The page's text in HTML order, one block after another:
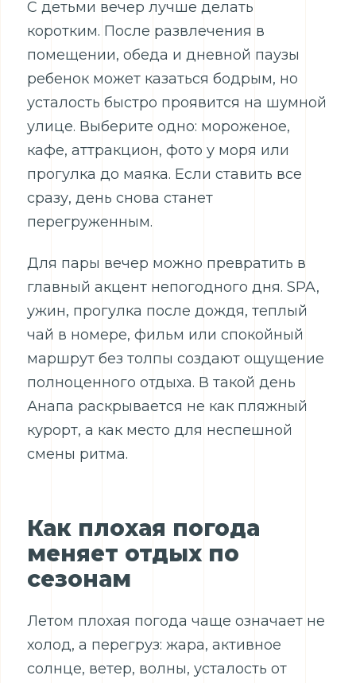
С детьми вечер лучше делать
коротким. После развлечения в
помещении, обеда и дневной паузы
ребенок может казаться бодрым, но
усталость быстро проявится на шумной
улице. Выберите одно: мороженое,
кафе, аттракцион, фото у моря или
прогулка до маяка. Если ставить все
сразу, день снова станет
перегруженным.
Для пары вечер можно превратить в
главный акцент непогодного дня. SPA,
ужин, прогулка после дождя, теплый
чай в номере, фильм или спокойный
маршрут без толпы создают ощущение
полноценного отдыха. В такой день
Анапа раскрывается не как пляжный
курорт, а как место для неспешной
смены ритма.
Как плохая погода
меняет отдых по
сезонам
Летом плохая погода чаще означает не
холод, а перегруз: жара, активное
солнце, ветер, волны, усталость от